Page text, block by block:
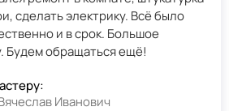
сделать электрику. Всё было
и в срок. Большое
Будем обращаться ещё!
Иванович